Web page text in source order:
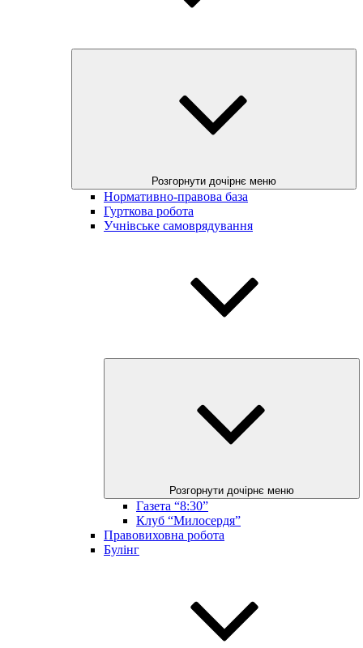
Розгорнути дочірнє меню
Нормативно-правова база
Гурткова робота
Учнівське самоврядування
Розгорнути дочірнє меню
Газета “8:30”
Клуб “Милосердя”
Правовиховна робота
Булінг